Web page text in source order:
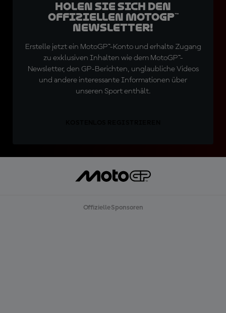
Holen Sie sich den
offiziellen MotoGP™
Newsletter!
Erstelle jetzt ein MotoGP™-Konto und erhalte Zugang
zu exklusiven Inhalten wie dem MotoGP™-
Newsletter, den GP-Berichten, unglaubliche Videos
und andere interessante Informationen über
unseren Sport enthält.
Offizielle Sponsoren